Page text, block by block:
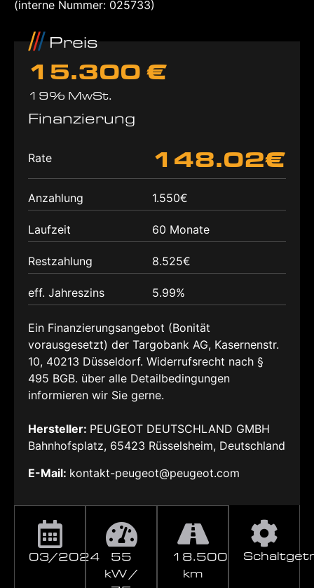
(interne Nummer: 025733)
03/2024
55
kW /
18.500
km
Preis
15.300 €
19% MwSt.
Finanzierung
Rate 148.02€
Anzahlung 1.550€
Laufzeit 60 Monate
Restzahlung 8.525€
eff. Jahreszins 5.99%
Ein Finanzierungsangebot (Bonität
vorausgesetzt) der Targobank AG, Kasernenstr.
10, 40213 Düsseldorf. Widerrufsrecht nach §
495 BGB. über alle Detailbedingungen
informieren wir Sie gerne.
Hersteller: PEUGEOT DEUTSCHLAND GMBH
Bahnhofsplatz, 65423 Rüsselsheim, Deutschland
E-Mail: kontakt-peugeot@peugeot.com